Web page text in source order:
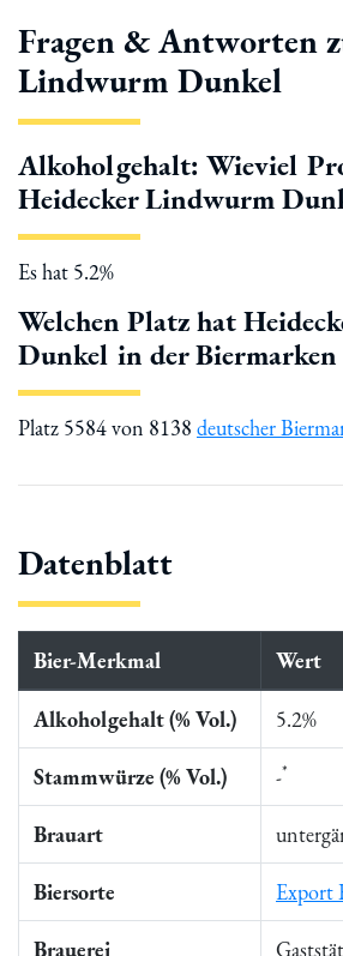
Fragen & Antworten
Lindwurm Dunkel
Alkoholgehalt: Wieviel
Heidecker Lindwurm
Es hat 5.2%
Welchen Platz hat
Dunkel in der Biermarken
Platz 5584 von 8138 deutscher
Datenblatt
Bier-Merkmal Wert
Alkoholgehalt (% Vol.) 5.2%
Stammwürze (% Vol.) -*
Brauart
Biersorte Export
Brauerei